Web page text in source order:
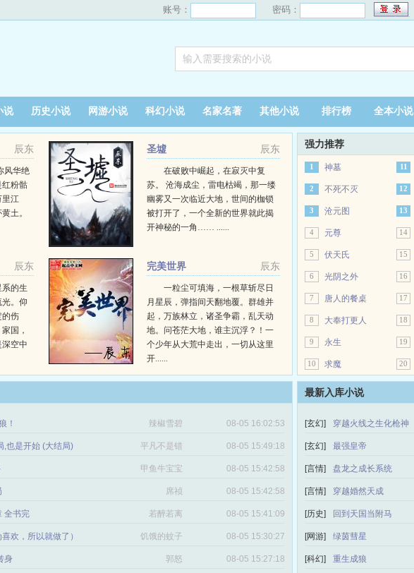
账号： 密码：
说 历史小说 网游小说 科幻小说 名家名著 其他小说 排行榜 全本小说
辰东
风华绝
红粉骷
里江
土。
辰东
圣墟
在破败中崛起，在寂灭中复
苏。 沧海成尘，雷电枯竭，那一缕
幽雾又一次临近大地，世间的枷锁
被打开了，一个全新的世界就此揭
开神秘的一角…… ......
辰东
的生
。仰
的伤
国，
空中
辰东
完美世界
一粒尘可填海，一根草斩尽日
月星辰，弹指间天翻地覆。群雄并
起，万族林立，诸圣争霸，乱天动
地。问苍茫大地，谁主沉浮？！一
个少年从大荒中走出，一切从这里
开......
强力推荐
1 神墓
2 不死不灭
3 沧元图
4 元尊
5 伏天氏
6 光阴之外
7 唐人的餐桌
8 大奉打更人
9 永生
10 求魔
11
12
13
14
15
16
17
18
19
20
！ 辣椒雪碧 08-05 16:02:53
,也是开始 (大结局) 平凡不是错 08-05 15:49:18
甲鱼牛宝宝 08-05 15:42:58
席祯 08-05 15:42:58
全书完 若醉若离 08-05 15:41:09
欢，所以就做了） 饥饿的蚊子 08-05 15:30:27
身 郭怒 08-05 15:27:18
最新入库小说
[玄幻] 穿越火线之生化枪神
[玄幻] 最强皇帝
[言情] 盘龙之成长系统
[言情] 穿越婚然天成
[历史] 回到天国当附马
[网游] 绿茵彗星
[科幻] 重生成狼